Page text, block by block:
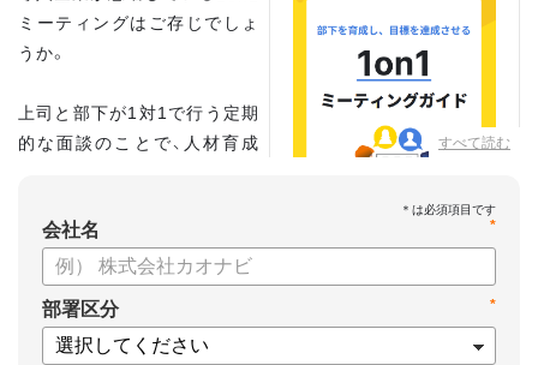
すべて読む
ミーティングはご存じでしょ
うか。
上司と部下が1対1で行う定期
的な面談のことで、人材育成
こちらの資料では、
・1on1とは何か？
・1on1の基本的なやり方
・ 1on1 の基本アジェンダと質問例
*
会社名
*
部署区分